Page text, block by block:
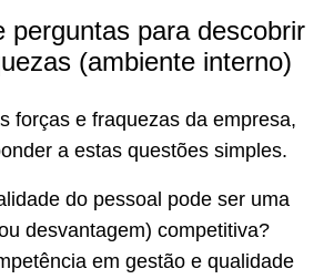
perguntas para descobrir
(ambiente interno)
forças e fraquezas da empresa,
a estas questões simples.
do pessoal pode ser uma
desvantagem) competitiva?
em gestão e qualidade